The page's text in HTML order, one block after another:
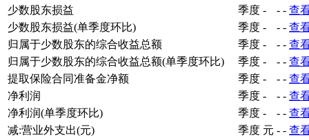
少数股东损益
季度 - - - 查
少数股东损益(单季度环比)
季度 - - - 查
归属于少数股东的综合收益总额
季度 - - - 查
归属于少数股东的综合收益总额(单季度环比)
季度 - - - 查
提取保险合同准备金净额
季度 - - - 查
净利润
季度 - - - 查
净利润(单季度环比)
季度 - - - 查
减:营业外支出(元)
季度 元 - - 查